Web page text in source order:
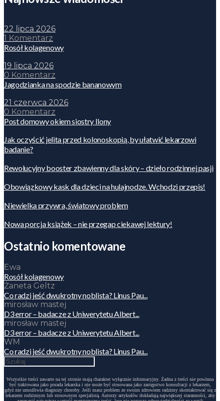
22 lipca 2026
1 Komentarz
Rosół kolagenowy
19 lipca 2026
0 Komentarz
Jagodzianka na spodzie bananowym
21 czerwca 2026
0 Komentarz
Post domowy okiem siostry Ilony
Jak oczyścić jelita przed kolonoskopią, by ułatwić lekarzowi
badanie?
Rewolucyjny booster zbawienny dla skóry – dzieło rodzinnej pasji
Obowiązkowy kask dla dzieci na hulajnodze. Wchodzi przepis!
Niewielka przywra, światowy problem
Nowa porcja książek – nie przegap ciekawej lektury!
Ostatnio komentowane
Ewa
Rosół kolagenowy
Żaneta Geltz
Co radzi jeść dwukrotny noblista? Linus Pau...
mirosław mastej
D3 error – badacze z Uniwerytetu Albert...
mirosław mastej
D3 error – badacze z Uniwerytetu Albert...
WM
Co radzi jeść dwukrotny noblista? Linus Pau...
Wszystkie treści zawarte na tej stronie mają charakter wyłącznie informacyjny. Żadna z treści nie powinna
być traktowana jako porada lekarska i nie może być stosowana jako zastępstwo konsultacji z lekarzem,
gdyż nie umożliwia diagnozy choroby. Jeśli masz problem ze swoim zdrowiem radzimy skontaktować się z
lekarzem rodzinnym lub stosownym specjalistą. Autorzy artykułów dokładają największej staranności, aby